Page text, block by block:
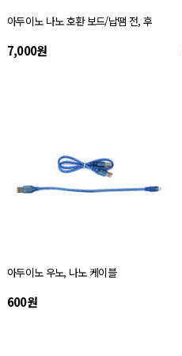
아두이노 나노 호환 보드/납땜 전, 후
7,000원
아두이노 우노, 나노 케이블
600원